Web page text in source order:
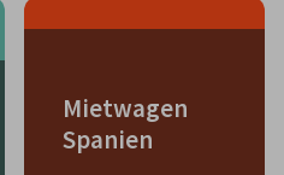
Mietwagen
Spanien